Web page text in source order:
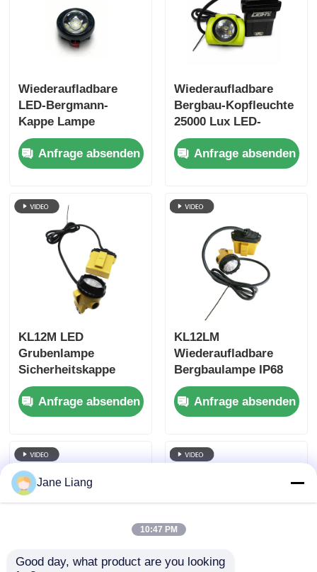
Wiederaufladbare
LED-Bergmann-
Kappe Lampe
Kabelgebundene
Bergarbeiter-
Stirnlampe IP67
Untertage-
Bergbaulampe GL2.5-
Anfrage absenden
Wiederaufladbare
Bergbau-Kopfleuchte
25000 Lux LED-
Minenarbeiter-
Stirnlampe IP68 13,6
Ah Akku GLD-6
Anfrage absenden
KL12M LED
Grubenlampe
Sicherheitskappe
Bergbauhelm Lampe
Kabelgebundene
Grubenleuchten
Anfrage absenden
KL12LM
Wiederaufladbare
Bergbaulampe IP68
Wasserdichte
Grubenlampe für den
Untertageeinsatz
Anfrage absenden
Jane Liang
10:47 PM
Good day, what product are you looking